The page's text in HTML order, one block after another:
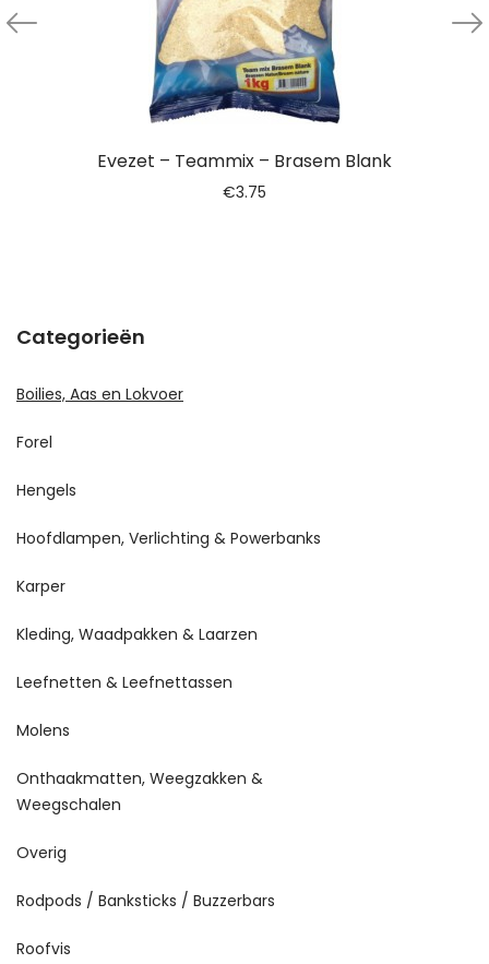
Evezet – Teammix – Brasem Blank
€3.75
Categorieën
Boilies, Aas en Lokvoer
Forel
Hengels
Hoofdlampen, Verlichting & Powerbanks
Karper
Kleding, Waadpakken & Laarzen
Leefnetten & Leefnettassen
Molens
Onthaakmatten, Weegzakken &
Weegschalen
Overig
Rodpods / Banksticks / Buzzerbars
Roofvis